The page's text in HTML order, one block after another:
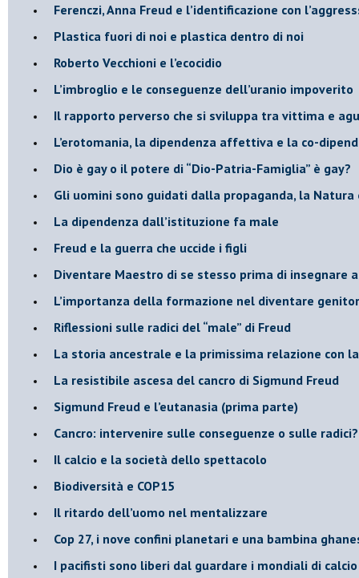
​Ferenczi, Anna Freud e l’identificazione con
Plastica fuori di noi e plastica dentro di noi
​Roberto Vecchioni e l’ecocidio
​L’imbroglio e le conseguenze dell’uranio impoverito
​Il rapporto perverso che si sviluppa tra vittima e
L’erotomania, la dipendenza affettiva e la co-
​Dio è gay o il potere di “Dio-Patria-Famiglia” è gay?
​Gli uomini sono guidati dalla propaganda, la
La dipendenza dall’istituzione fa male
​Freud e la guerra che uccide i figli
​Diventare Maestro di se stesso prima di insegnare
L’importanza della formazione nel diventare
Riflessioni sulle radici del “male” di Freud
​La storia ancestrale e la primissima relazione con
​La resistibile ascesa del cancro di Sigmund Freud
Sigmund Freud e l’eutanasia (prima parte)
Cancro: intervenire sulle conseguenze o sulle radici?
​Il calcio e la società dello spettacolo
Biodiversità e COP15
​Il ritardo dell’uomo nel mentalizzare
​Cop 27, i nove confini planetari e una bambina
​I pacifisti sono liberi dal guardare i mondiali di